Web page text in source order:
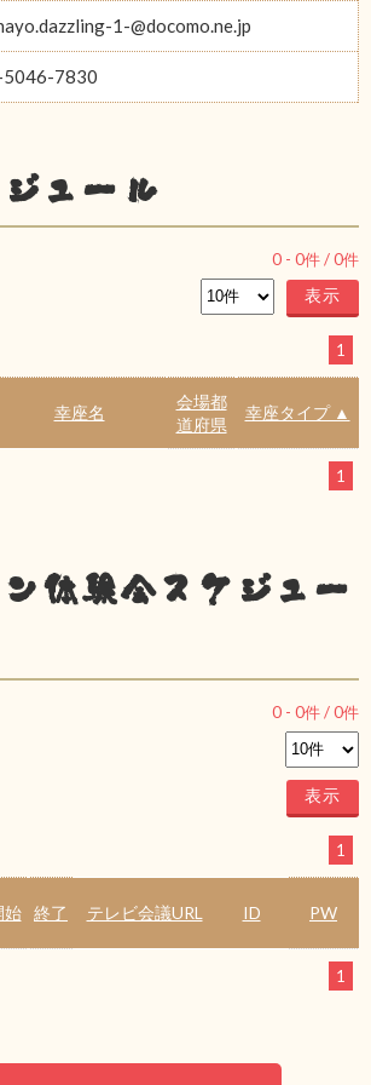
1-@docomo.ne.jp
7830
ュール
0 - 0件 /0件
1
幸座名
会場都
道府県
幸座タイプ ▲
1
体験会スケジュー
0 - 0件 /0件
1
始 終了 テレビ会議URL ID PW
1